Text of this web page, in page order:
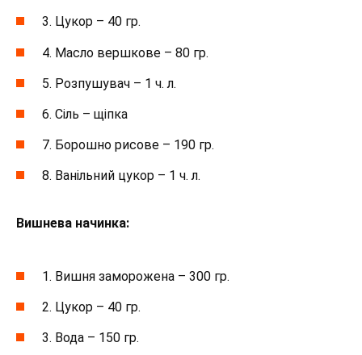
3. Цукор – 40 гр.
4. Масло вершкове – 80 гр.
5. Розпушувач – 1 ч. л.
6. Сіль – щіпка
7. Борошно рисове – 190 гр.
8. Ванільний цукор – 1 ч. л.
Вишнева начинка:
1. Вишня заморожена – 300 гр.
2. Цукор – 40 гр.
3. Вода – 150 гр.